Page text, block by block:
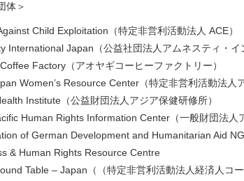
体＞
Child Exploitation（特定非営利活動法人 ACE）
International Japan（公益社団法人アムネスティ・イ
Factory（アオヤギコーヒーファクトリー）
Women’s Resource Center（特定非営利活動法人
Institute（公益財団法人アジア保健研修所）
Human Rights Information Center（一般財団法人
of German Development and Humanitarian Aid
& Human Rights Resource Centre
Table – Japan（（特定非営利活動法人経済人コー